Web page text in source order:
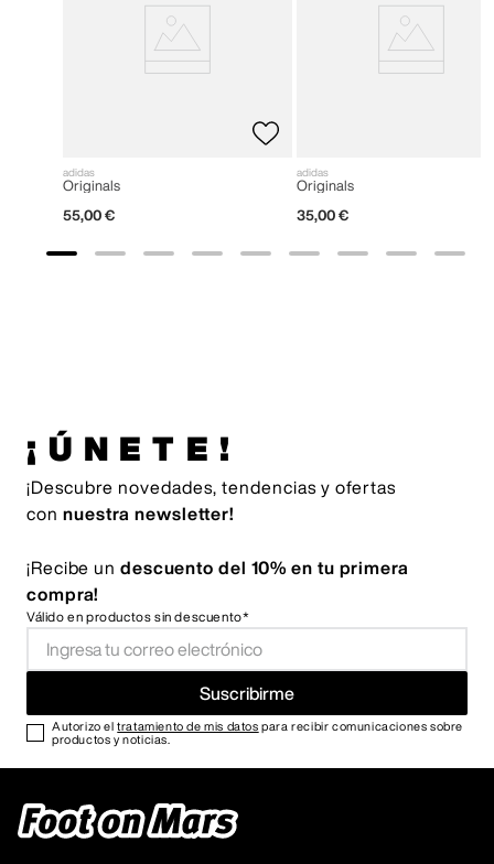
adidas
Originals
55,00 €
adidas
Originals
35,00 €
¡ÚNETE!
¡Descubre novedades, tendencias y ofertas
con nuestra newsletter!
¡Recibe un descuento del 10% en tu primera
compra!
Válido en productos sin descuento*
Suscribirme
Autorizo eltratamiento de mis datos para recibir comunicaciones sobre
productos y noticias.